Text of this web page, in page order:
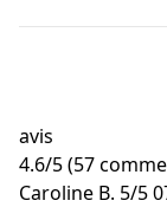
avis
4.6/5(57
Caroline B. 5/5